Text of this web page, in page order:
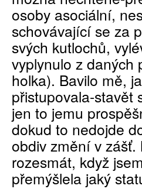
osoby asociální,
schovávající se za
svých kutlochů,
vyplynulo z daných
holka). Bavilo mě,
přistupovala-stavět
jen to jemu
dokud to nedojde
obdiv změní v
rozesmát, když
přemýšlela jaký